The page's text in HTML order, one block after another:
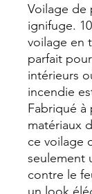
Voilage de
ignifuge.
voilage en
parfait
intérieurs
incendie
Fabriqué à
matériaux
ce voilage
seulement
contre le